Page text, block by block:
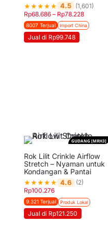
★★★★★ 4.5
(1,601)
Rp68.686 – Rp78.228
8007 Terjual Import China
Jual di Rp99.748
GUDANG [MRH3]
Rok Lilit Crinkle Airflow
Stretch – Nyaman untuk
Kondangan & Pantai
★★★★★ 4.6
(2)
Rp100.276
9.321 Terjual Produk Lokal
Jual di Rp121.250